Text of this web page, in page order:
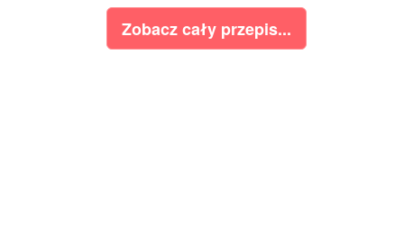
Zobacz cały przepis...